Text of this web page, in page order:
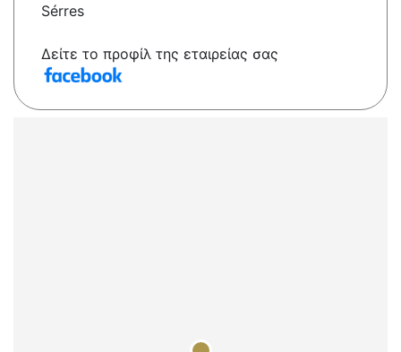
Sérres
Δείτε το προφίλ της εταιρείας σας